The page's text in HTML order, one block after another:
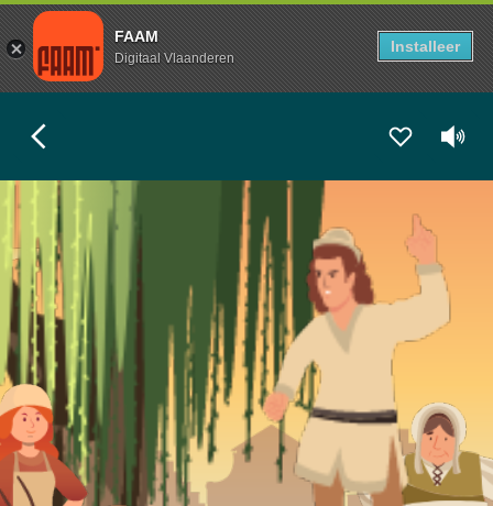
FAAM
Digitaal Vlaanderen
Installeer
EXPLORASTORY
De Leeuw van Vlaanderen